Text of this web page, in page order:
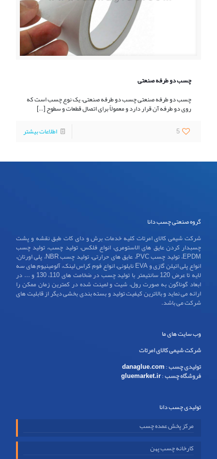
چسب دو طرفه صنعتی
چسب دو طرفه صنعتی چسب دو طرفه صنعتی، یک نوع چسب است که
روی دو طرفه آن قرار دارد و معمولاً برای اتصال قطعات و سطوح[…]
5
اطلاعات بیشتر
گروه صنعتی چسب دانا
شرکت شیمی کالای امرتات کلیه خدمات برش و دای کات طبق نقشه و پشت
چسبدار کردن عایق های الاستومری، انواع فلکس، تولید چسب، تولید چسب
EPDM، تولید چسب PVC، عایق های حرارتی، تولید چسب NBR، پلی اورتان،
انواع پلی اتیلن گازی و EVA نایلونی، انواع فوم کراس لینک، آلومینیوم های سه
لایه تا عرض 120 سانتیمتر با تولید چسب در ضخامت های 110، 130 و ... در
ابعاد گوناگون به صورت رول، شیت و لمینت شده در کمترین زمان ممکن را
ارائه می نماید و بالاترین کیفیت تولید و بسته بندی بخشی دیگر از قابلیت های
شرکت می باشد.
وب سایت های ما
شرکت شیمی کالای امرتات
تولیدی چسب:
danaglue.com
فروشگاه چسب:
gluemarket.ir
تولیدی چسب دانا
مرکز پخش عمده چسب
کارخانه چسب پهن